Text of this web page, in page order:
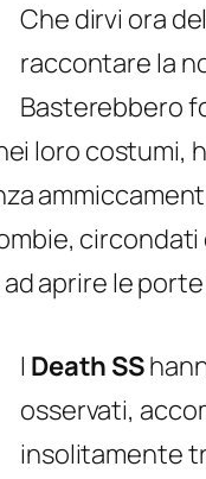
Che dirvi ora
raccontare la
Basterebbero
loro costumi,
aprire le
I Death SS
osservati,
insolitamente